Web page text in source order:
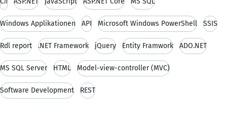
Windows Applikationen API Microsoft Windows PowerShell SSIS
Rdl report .NET Framework jQuery Entity Framwork ADO.NET
MS SQL Server HTML Model-view-controller (MVC)
Software Development REST